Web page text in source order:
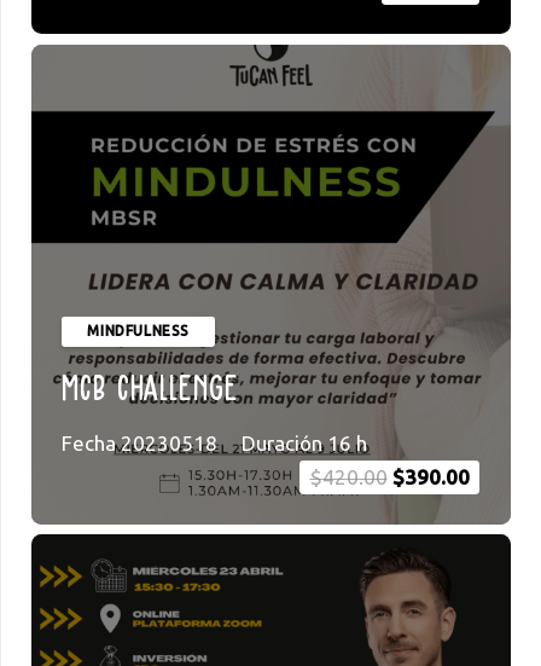
MINDFULNESS
MCB Challenge
Fecha20230518 Duración 16 h
$420.00 Original
price
$420.00.
$390.00Current